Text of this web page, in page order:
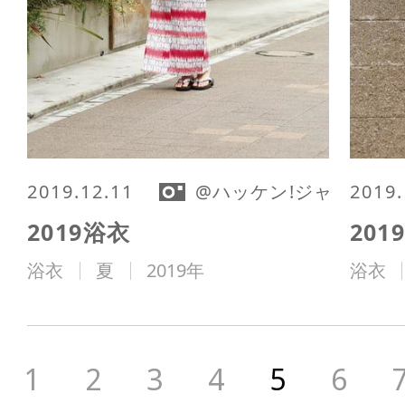
2019.12.11 @ハッケン!ジャパン編
2019浴衣
浴衣 夏 2019年 浴衣
1 2 3 4 5 6